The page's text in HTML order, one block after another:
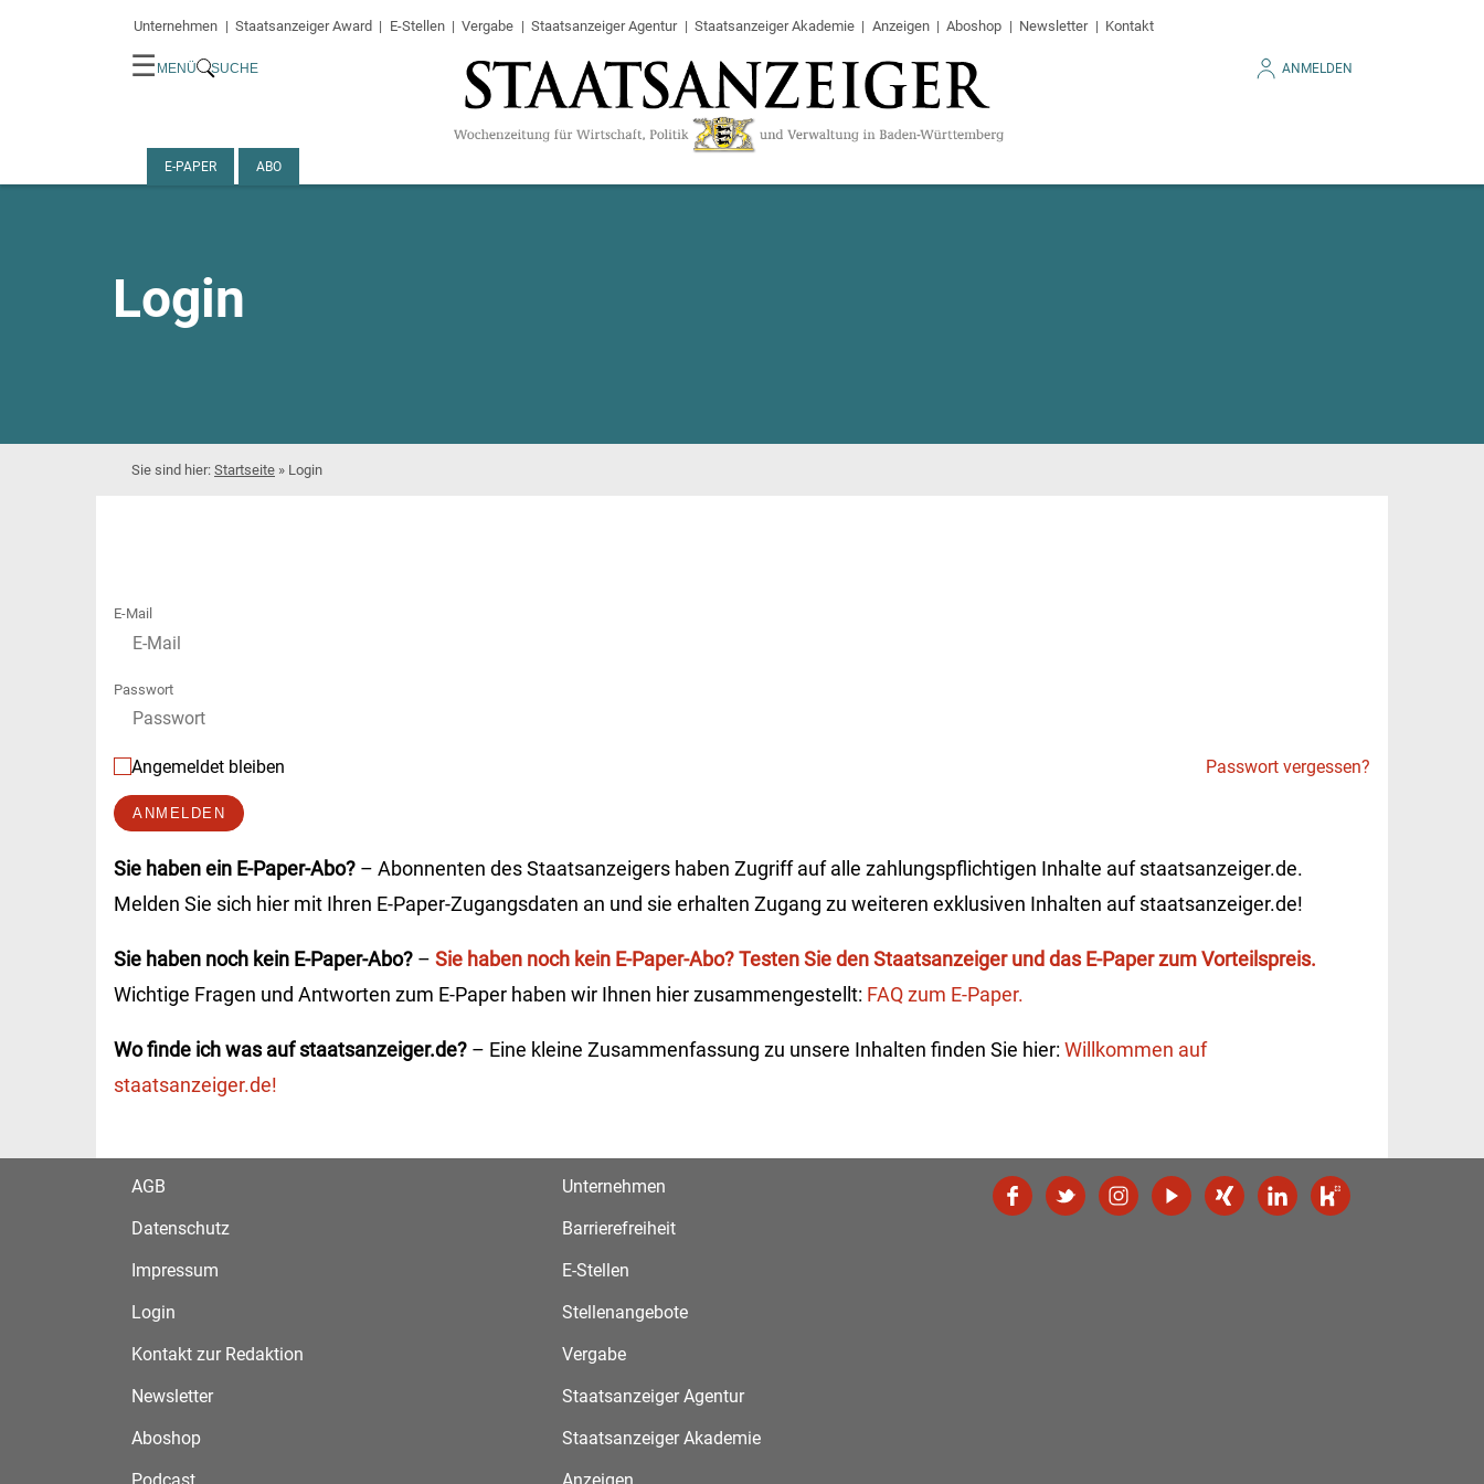
Unternehmen Staatsanzeiger Award E-Stellen Vergabe Staatsanzeiger Agentur Staatsanzeiger Akademie Anzeigen Aboshop Newsletter Kontakt
☰ MENÜ SUCHE ANMELDEN
E-PAPER ABO
Login
Startseite » Login
E-Mail
Passwort
Angemeldet bleiben Passwort vergessen?
ANMELDEN
Sie haben ein E-Paper-Abo? – Abonnenten des Staatsanzeigers haben Zugriff auf alle zahlungspflichtigen Inhalte auf staatsanzeiger.de.
Melden Sie sich hier mit Ihren E-Paper-Zugangsdaten an und sie erhalten Zugang zu weiteren exklusiven Inhalten auf staatsanzeiger.de!
Sie haben noch kein E-Paper-Abo? – Sie haben noch kein E-Paper-Abo? Testen Sie den Staatsanzeiger und das E-Paper zum Vorteilspreis.
Wichtige Fragen und Antworten zum E-Paper haben wir Ihnen hier zusammengestellt: FAQ zum E-Paper.
Wo finde ich was auf staatsanzeiger.de? – Eine kleine Zusammenfassung zu unsere Inhalten finden Sie hier: Willkommen auf
staatsanzeiger.de!
AGB
Datenschutz
Impressum
Login
Kontakt zur Redaktion
Newsletter
Aboshop
Podcast
Unternehmen
Barrierefreiheit
E-Stellen
Stellenangebote
Vergabe
Staatsanzeiger Agentur
Staatsanzeiger Akademie
Anzeigen